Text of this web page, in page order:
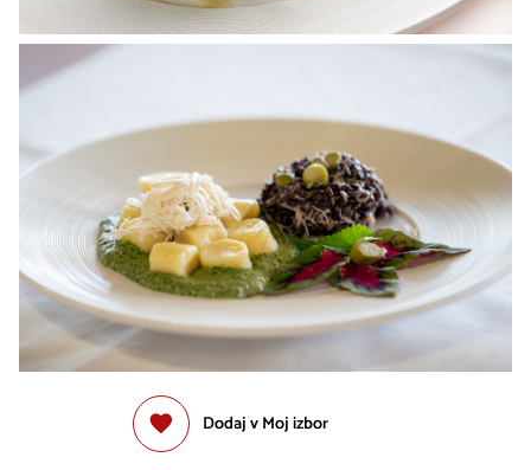
Dodaj v Moj izbor